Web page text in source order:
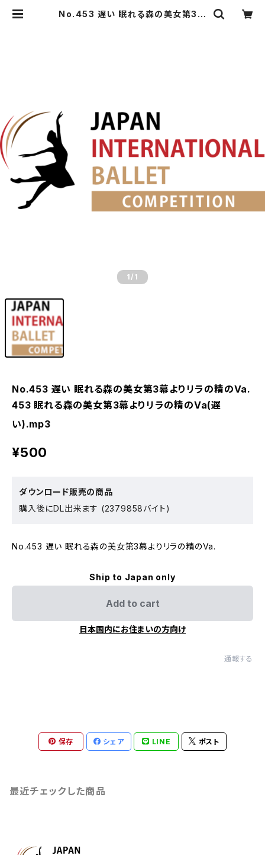
No.453 遅い 眠れる森の美女第3幕
1 /1
No.453 遅い 眠れる森の美女第3幕よりリラの精のVa.
453 眠れる森の美女第3幕よりリラの精のVa(遅
い).mp3
¥500
ダウンロード販売の商品
購入後にDL出来ます (2379858バイト)
No.453 遅い 眠れる森の美女第3幕よりリラの精のVa.
Ship to Japan only
Add to cart
日本国内にお住まいの方向け
通報する
保存 シェア LINE ポスト
最近チェックした商品